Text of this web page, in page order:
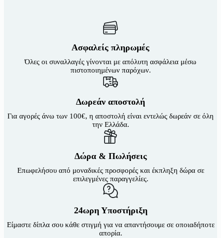
Ασφαλείς πληρωμές
Όλες οι συναλλαγές γίνονται με απόλυτη ασφάλεια μέσω
πιστοποιημένων παρόχων.
Δωρεάν αποστολή
Για αγορές άνω των 100€, η αποστολή είναι εντελώς δωρεάν σε όλη
την Ελλάδα.
Δώρα & Πωλήσεις
Επωφελήσου από μοναδικές προσφορές και έκπληξη δώρα σε
επιλεγμένες παραγγελίες.
24ωρη Υποστήριξη
Είμαστε δίπλα σου κάθε στιγμή για να απαντήσουμε σε οποιαδήποτε
απορία.